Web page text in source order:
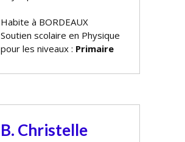
Habite à BORDEAUX
Soutien scolaire en Physique
pour les niveaux : Primaire
B. Christelle